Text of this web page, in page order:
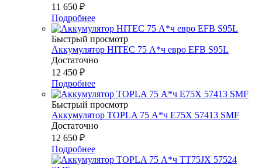
11 650 ₽
Подробнее
Быстрый просмотр
Аккумулятор HITEC 75 А*ч евро EFB S95L
Достаточно
12 450 ₽
Подробнее
Быстрый просмотр
Аккумулятор TOPLA 75 А*ч E75X 57413 SMF
Достаточно
12 650 ₽
Подробнее